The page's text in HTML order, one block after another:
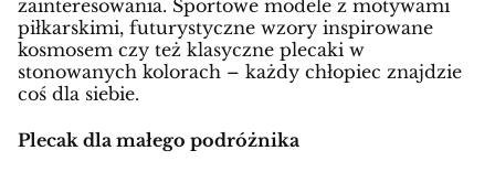
zainteresowania. Sportowe modele z motywami
piłkarskimi, futurystyczne wzory inspirowane
kosmosem czy też klasyczne plecaki w
stonowanych kolorach – każdy chłopiec znajdzie
coś dla siebie.
Plecak dla małego podróżnika